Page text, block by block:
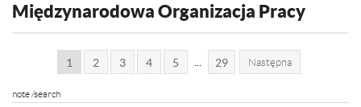
Międzynarodowa Organizacja Pracy
1 2 3 4 5 29 Następna
note /search